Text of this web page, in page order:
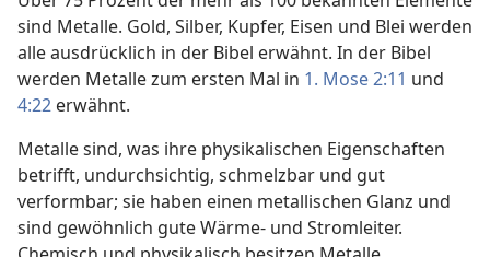
sind Metalle. Gold, Silber, Kupfer, Eisen und Blei werden
alle ausdrücklich in der Bibel erwähnt. In der Bibel
werden Metalle zum ersten Mal in 1. Mose 2:11 und
4:22 erwähnt.
Metalle sind, was ihre physikalischen Eigenschaften
betrifft, undurchsichtig, schmelzbar und gut
verformbar; sie haben einen metallischen Glanz und
sind gewöhnlich gute Wärme- und Stromleiter.